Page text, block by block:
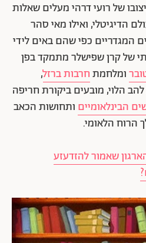
של רועי דרהי מעלים שאלות
הדיגיטלי, ואילו מאי סהר
המגדריים כפי שהם באים לידי
של קרן שפישלר מתמקד בפן
ומלחמתחרבות ברזל,
הלוי, מובעים ביקורת חריפה
הבינלאומיים ותחושות הכאב
הרוח הלאומי.
שאמור להזדעזע